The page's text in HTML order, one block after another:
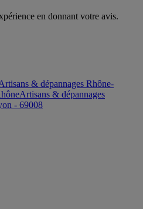
en donnant votre avis.
& dépannages Rhône-
Artisans & dépannages
- 69008